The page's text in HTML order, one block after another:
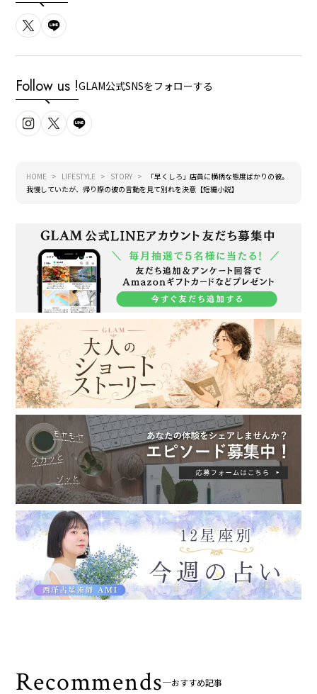
Follow us !GLAM公式SNSをフォローする
HOME LIFESTYLE STORY
「早くしろ」店員に横柄な態度ばかりの彼。
我慢していたが、帰り際の彼の言動を見て別れを決意【短編小説】
Recommends おすすめ記事